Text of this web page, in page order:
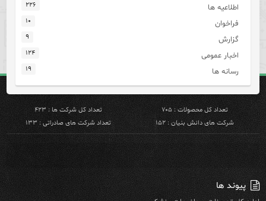
اطلاعیه ها ۲۲۶
فراخوان ۱۰
گزارش ۹
اخبار عمومی ۱۲۴
رسانه ها ۱۹
تعداد کل محصولات : ۷۰۵
تعداد کل شرکت ها : ۴۲۳
شرکت های دانش بنیان : ۱۵۲
تعداد شرکت های صادراتی : ۱۳۳
پیوند ها